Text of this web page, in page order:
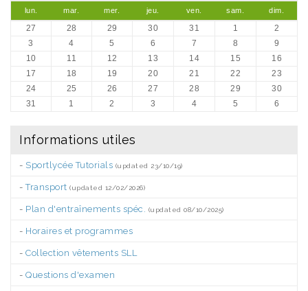
lun. mar. mer. jeu. ven. sam. dim.
27 28 29 30 31 1
2
3
4 5 6 7 8
9
10
11 12 13 14 15
16
17
18 19 20 21 22
23
24
25 26 27 28 29
30
31
1 2 3 4 5 6
Informations utiles
- Sportlycée Tutorials (updated 23/10/19)
-Transport (updated 12/02/2026)
- Plan d'entraînements spéc. (updated 08/10/2025)
- Horaires et programmes
- Collection vêtements SLL
- Questions d'examen